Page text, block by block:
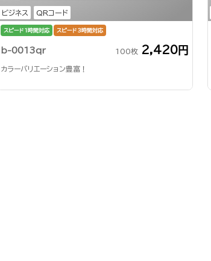
ビジネス QRコード
スピード1時間対応 スピード3時間対応
b-0013qr 100枚 2,420円
カラーバリエーション豊富！